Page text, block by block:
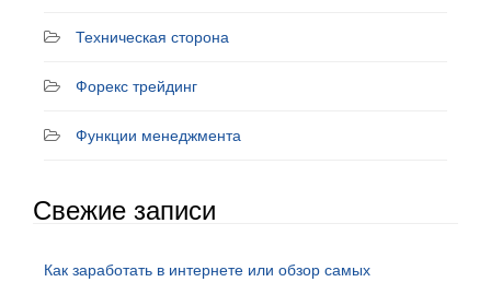
Техническая сторона
Форекс трейдинг
Функции менеджмента
Свежие записи
Как заработать в интернете или обзор самых